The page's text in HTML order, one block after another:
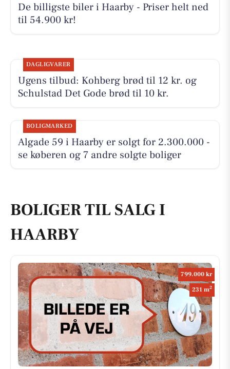
De billigste biler i Haarby - Priser helt ned
til 54.900 kr!
DAGLIGVARER
Ugens tilbud: Kohberg brød til 12 kr. og
Schulstad Det Gode brød til 10 kr.
BOLIGMARKED
Algade 59 i Haarby er solgt for 2.300.000 -
se køberen og 7 andre solgte boliger
BOLIGER TIL SALG I
HAARBY
799.000 kr
231 m2